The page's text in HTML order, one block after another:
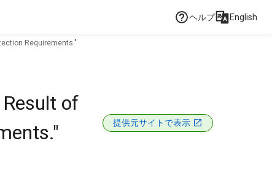
ヘルプ English
Requirements."
of
提供元サイトで表示